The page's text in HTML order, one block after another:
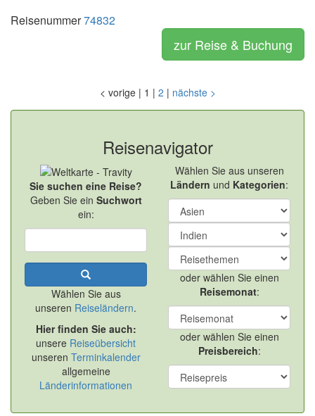
Reisenummer74832
zur Reise & Buchung
< vorige | 1 | 2 | nächste >
Reisenavigator
Sie suchen eine Reise?
Geben Sie ein Suchwort
ein:
Wählen Sie aus
unseren Reiseländern.
Hier finden Sie auch:
unsere Reiseübersicht
unseren Terminkalender
allgemeine
Länderinformationen
Wählen Sie aus unseren
Ländern und Kategorien:
oder wählen Sie einen
Reisemonat:
oder wählen Sie einen
Preisbereich: